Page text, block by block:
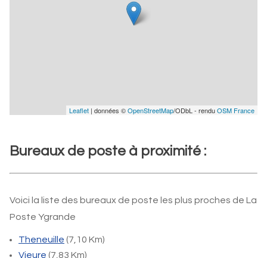
Leaflet | données ©OpenStreetMap/ODbL - renduOSM France
Bureaux de poste à proximité :
Voici la liste des bureaux de poste les plus proches de La
Poste Ygrande
Theneuille (7,10 Km)
Vieure (7,83 Km)